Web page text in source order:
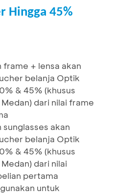
Hingga 45%
+ lensa akan
belanja Optik
& 45% (khusus
dari nilai frame
akan
belanja Optik
& 45% (khusus
dari nilai
pertama
untuk